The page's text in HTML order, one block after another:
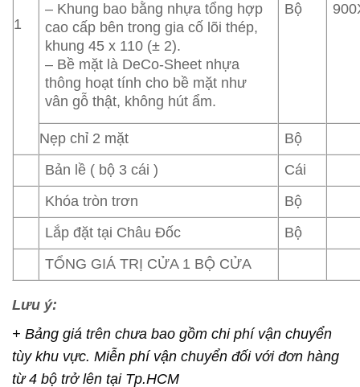
1
– Khung bao bằng nhựa tổng hợp
cao cấp bên trong gia cố lõi thép,
khung 45 x 110 (± 2).
– Bề mặt là DeCo-Sheet nhựa
thông hoạt tính cho bề mặt như
vân gỗ thật, không hút ẩm.
Bộ
Nẹp chỉ 2 mặt
Bộ
Bản lề ( bộ 3 cái )
Cái
Khóa tròn trơn
Bộ
Lắp đặt tại Châu Đốc
Bộ
TỔNG GIÁ TRỊ CỬA 1 BỘ CỬA
Lưu ý:
+ Bảng giá trên chưa bao gồm chi phí vận chuyển
tùy khu vực. Miễn phí vận chuyển đối với đơn hàng
từ 4 bộ trở lên tại Tp.HCM